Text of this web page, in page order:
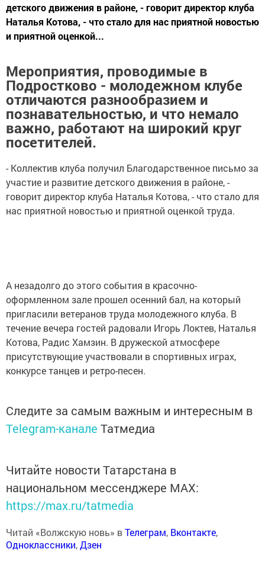
детского движения в районе, - говорит директор клуба
Наталья Котова, - что стало для нас приятной новостью
и приятной оценкой...
Мероприятия, проводимые в
Подростково - молодежном клубе
отличаются разнообразием и
познавательностью, и что немало
важно, работают на широкий круг
посетителей.
- Коллектив клуба получил Благодарственное письмо за
участие и развитие детского движения в районе, -
говорит директор клуба Наталья Котова, - что стало для
нас приятной новостью и приятной оценкой труда.
А незадолго до этого события в красочно-
оформленном зале прошел осенний бал, на который
пригласили ветеранов труда молодежного клуба. В
течение вечера гостей радовали Игорь Локтев, Наталья
Котова, Радис Хамзин. В дружеской атмосфере
присутствующие участвовали в спортивных играх,
конкурсе танцев и ретро-песен.
Следите за самым важным и интересным в
Telegram-канале Татмедиа
Читайте новости Татарстана в
национальном мессенджере MАХ:
https://max.ru/tatmedia
Читай «Волжскую новь» вТелеграм, Вконтакте,
Одноклассники,Дзен